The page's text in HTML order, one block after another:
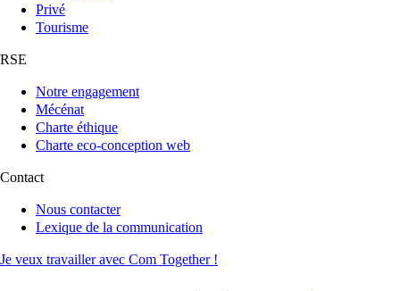
Privé
Tourisme
RSE
Notre engagement
Mécénat
Charte éthique
Charte eco-conception web
Contact
Nous contacter
Lexique de la communication
Je veux travailler avec Com Together !